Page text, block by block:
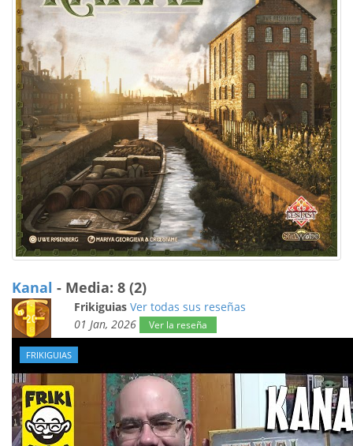
Kanal - Media: 8 (2)
Frikiguias Ver todas sus reseñas
01 Jan, 2026
Ver la reseña
FRIKIGUIAS